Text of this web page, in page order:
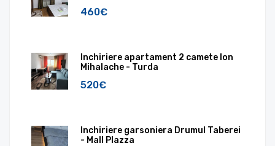
460€
Inchiriere apartament 2 camete Ion
Mihalache - Turda
520€
Inchiriere garsoniera Drumul Taberei
- Mall Plazza